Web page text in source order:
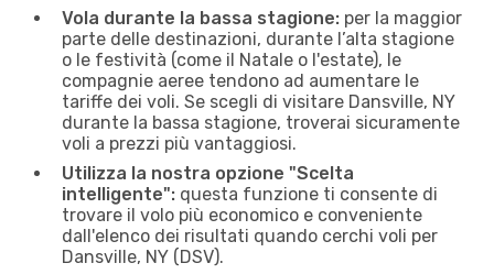
Vola durante la bassa stagione: per la maggior
parte delle destinazioni, durante l’alta stagione
o le festività (come il Natale o l'estate), le
compagnie aeree tendono ad aumentare le
tariffe dei voli. Se scegli di visitare Dansville, NY
durante la bassa stagione, troverai sicuramente
voli a prezzi più vantaggiosi.
Utilizza la nostra opzione "Scelta
intelligente": questa funzione ti consente di
trovare il volo più economico e conveniente
dall'elenco dei risultati quando cerchi voli per
Dansville, NY (DSV).